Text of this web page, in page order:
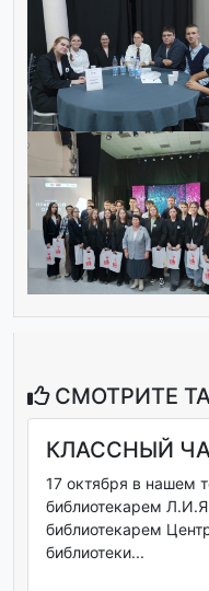
СМОТРИТЕ
КЛАССНЫЙ
17 октября в нашем
библиотекарем
библиотекарем
библиотеки...